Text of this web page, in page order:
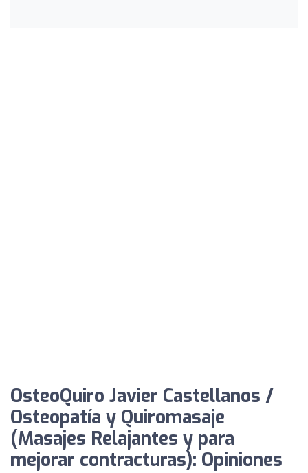
OsteoQuiro Javier Castellanos /
Osteopatía y Quiromasaje
(Masajes Relajantes y para
mejorar contracturas): Opiniones